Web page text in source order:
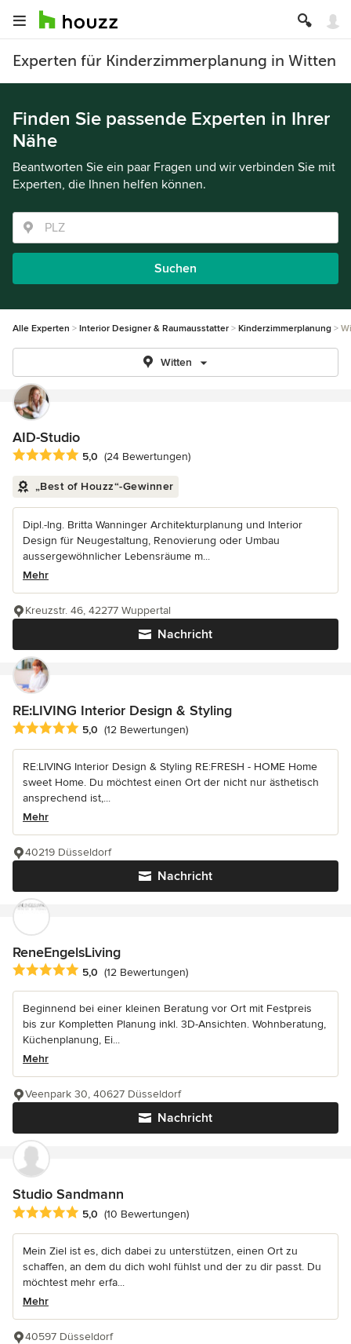
Experten für Kinderzimmerplanung in Witten
Finden Sie passende Experten in Ihrer
Nähe
Beantworten Sie ein paar Fragen und wir verbinden Sie mit
Experten, die Ihnen helfen können.
Suchen
Alle Experten Interior Designer & Raumausstatter Kinderzimmerplanung
Witten
AID-Studio
Durchschnittliche Bewertung: 5 von 5 Sternen
5,0 (24 Bewertungen)
„Best of Houzz“-Gewinner
Dipl.-Ing. Britta Wanninger Architekturplanung und Interior
Design für Neugestaltung, Renovierung oder Umbau
aussergewöhnlicher Lebensräume m...
Mehr
Nachricht
Kreuzstr. 46, 42277 Wuppertal
RE:LIVING Interior Design & Styling
Durchschnittliche Bewertung: 5 von 5 Sternen
5,0 (12 Bewertungen)
RE:LIVING Interior Design & Styling RE:FRESH - HOME Home
sweet Home. Du möchtest einen Ort der nicht nur ästhetisch
ansprechend ist,...
Mehr
Nachricht
40219 Düsseldorf
ReneEngelsLiving
Durchschnittliche Bewertung: 5 von 5 Sternen
5,0 (12 Bewertungen)
Beginnend bei einer kleinen Beratung vor Ort mit Festpreis
bis zur Kompletten Planung inkl. 3D-Ansichten. Wohnberatung,
Küchenplanung, Ei...
Mehr
Nachricht
Veenpark 30, 40627 Düsseldorf
Studio Sandmann
Durchschnittliche Bewertung: 5 von 5 Sternen
5,0 (10 Bewertungen)
Mein Ziel ist es, dich dabei zu unterstützen, einen Ort zu
schaffen, an dem du dich wohl fühlst und der zu dir passt. Du
möchtest mehr erfa...
Mehr
40597 Düsseldorf